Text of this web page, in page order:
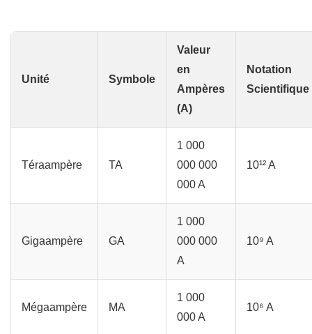
Unité Symbole
Valeur
en
Ampères
(A)
Notation
Scientifique
Téraampère TA
1 000
000 000
000 A
10¹² A
Gigaampère GA
1 000
000 000
A
10⁹ A
Mégaampère MA
1 000
000 A
10⁶ A